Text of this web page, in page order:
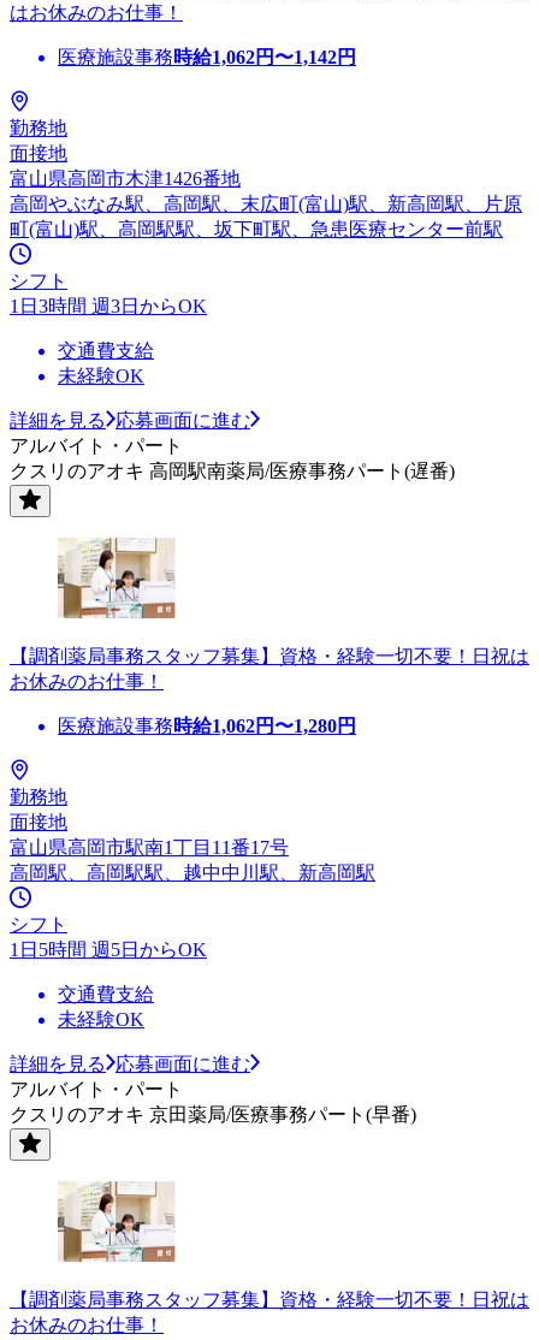
はお休みのお仕事！
医療施設事務時給1,062円〜1,142円
勤務地
面接地
富山県高岡市木津1426番地
高岡やぶなみ駅、高岡駅、末広町(富山)駅、新高岡駅、片原
町(富山)駅、高岡駅駅、坂下町駅、急患医療センター前駅
シフト
1日3時間 週3日からOK
交通費支給
未経験OK
詳細を見る
応募画面に進む
アルバイト・パート
クスリのアオキ 高岡駅南薬局/医療事務パート(遅番)
【調剤薬局事務スタッフ募集】資格・経験一切不要！日祝は
お休みのお仕事！
医療施設事務時給1,062円〜1,280円
勤務地
面接地
富山県高岡市駅南1丁目11番17号
高岡駅、高岡駅駅、越中中川駅、新高岡駅
シフト
1日5時間 週5日からOK
交通費支給
未経験OK
詳細を見る
応募画面に進む
アルバイト・パート
クスリのアオキ 京田薬局/医療事務パート(早番)
【調剤薬局事務スタッフ募集】資格・経験一切不要！日祝は
お休みのお仕事！